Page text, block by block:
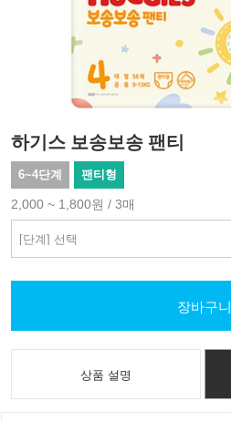
하기스 보송보송 팬티
6~4단계 팬티형
2,000 ~ 1,800원 / 3매
장바구니
상품 설명